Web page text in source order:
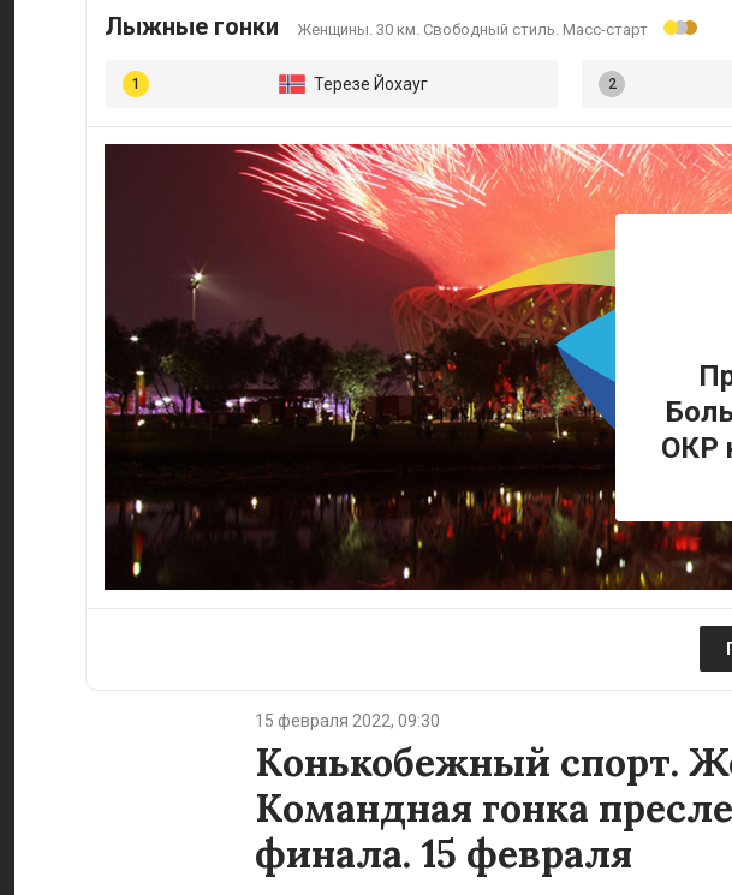
Лыжные гонки Женщины. 30 км. Свободный стиль. Масс-старт
Терезе Йохауг
ОКР
15 февраля 2022, 09:30
Конькобежный спорт.
Командная гонка
финала. 15 февраля